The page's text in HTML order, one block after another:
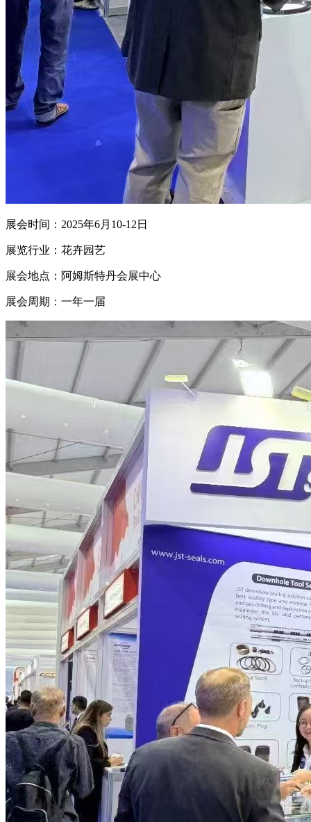
展会时间：2025年6月10-12日
展览行业：花卉园艺
展会地点：阿姆斯特丹会展中心
展会周期：一年一届